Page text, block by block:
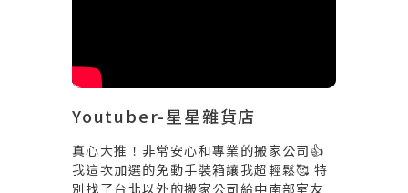
Youtuber-星星雜貨店
真心大推！非常安心和專業的搬家公司👍
我這次加選的免動手裝箱讓我超輕鬆🥰 特
別找了台北以外的搬家公司給中南部室友